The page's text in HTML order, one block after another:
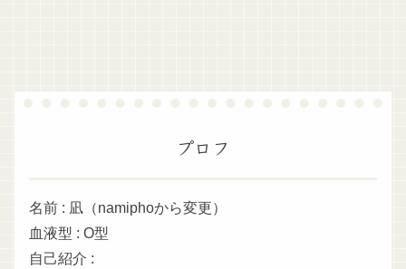
プロフ
名前 : 凪（namiphoから変更）
血液型 : O型
自己紹介 :